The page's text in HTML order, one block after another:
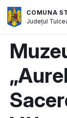
COMUNA
Județul